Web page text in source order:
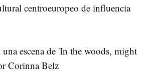
centroeuropeo de influencia